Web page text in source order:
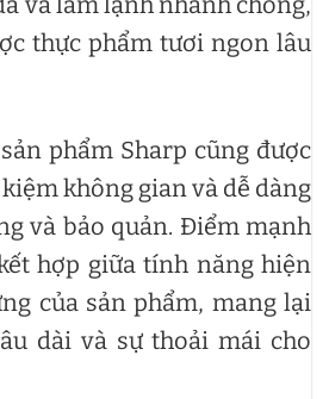
thực phẩm tươi ngon lâu
phẩm Sharp cũng được
không gian và dễ dàng
và bảo quản. Điểm mạnh
hợp giữa tính năng hiện
của sản phẩm, mang lại
dài và sự thoải mái cho